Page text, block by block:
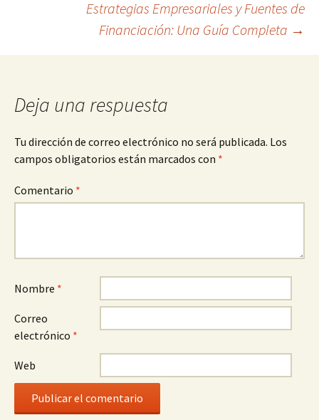
entradas
Estrategias Empresariales y Fuentes de
Financiación: Una Guía Completa →
Deja una respuesta
Tu dirección de correo electrónico no será publicada. Los
campos obligatorios están marcados con *
Comentario *
Nombre *
Correo
electrónico *
Web